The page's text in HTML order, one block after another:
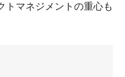
トマネジメントの重心も